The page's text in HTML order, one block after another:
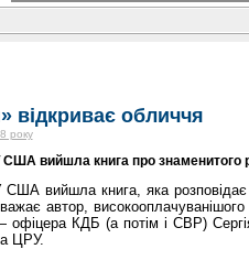
відкриває обличчя
року
США вийшла книга про знаменитого
США вийшла книга, яка розповідає
автор,
офіцера КДБ (а потім і СВР)
ЦРУ.